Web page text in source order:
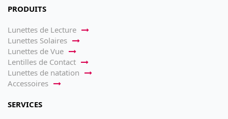
PRODUITS
Lunettes de Lecture
Lunettes Solaires
Lunettes de Vue
Lentilles de Contact
Lunettes de natation
Accessoires
SERVICES